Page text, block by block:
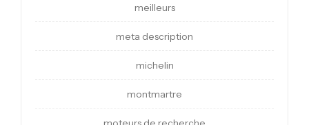
meilleurs
meta description
michelin
montmartre